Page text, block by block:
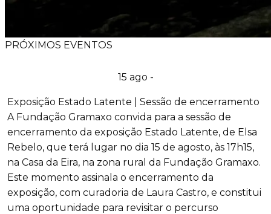
PRÓXIMOS EVENTOS
15 ago -
Exposição Estado Latente | Sessão de encerramento
A Fundação Gramaxo convida para a sessão de
encerramento da exposição Estado Latente, de Elsa
Rebelo, que terá lugar no dia 15 de agosto, às 17h15,
na Casa da Eira, na zona rural da Fundação Gramaxo.
Este momento assinala o encerramento da
exposição, com curadoria de Laura Castro, e constitui
uma oportunidade para revisitar o percurso